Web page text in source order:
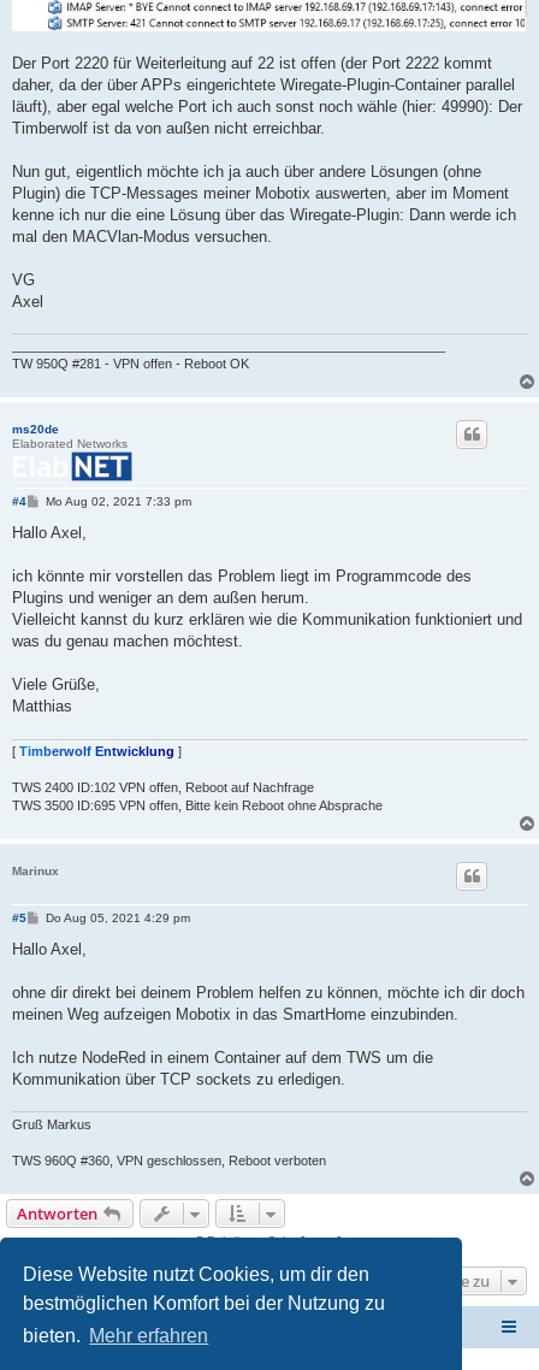
Diese Website nutzt Cookies, um dir den
bestmöglichen Komfort bei der Nutzung zu
bieten. Mehr erfahren
Der Port 2220 für Weiterleitung auf 22 ist offen (der Port 2222 kommt
daher, da der über APPs eingerichtete Wiregate-Plugin-Container parallel
läuft), aber egal welche Port ich auch sonst noch wähle (hier: 49990): Der
Timberwolf ist da von außen nicht erreichbar.
Nun gut, eigentlich möchte ich ja auch über andere Lösungen (ohne
Plugin) die TCP-Messages meiner Mobotix auswerten, aber im Moment
kenne ich nur die eine Lösung über das Wiregate-Plugin: Dann werde ich
mal den MACVlan-Modus versuchen.
VG
Axel
TW 950Q #281 - VPN offen - Reboot OK
ms20de
Elaborated Networks
#4
B
i
a
Mo Aug 02, 2021 7:33 pm
Hallo Axel,
ich könnte mir vorstellen das Problem liegt im Programmcode des
Plugins und weniger an dem außen herum.
Vielleicht kannst du kurz erklären wie die Kommunikation funktioniert und
was du genau machen möchtest.
Viele Grüße,
Matthias
[ Timberwolf Entwicklung ]
TWS 2400 ID:102 VPN offen, Reboot auf Nachfrage
TWS 3500 ID:695 VPN offen, Bitte kein Reboot ohne Absprache
Marinux
#5
B
i
a
Do Aug 05, 2021 4:29 pm
Hallo Axel,
ohne dir direkt bei deinem Problem helfen zu können, möchte ich dir doch
meinen Weg aufzeigen Mobotix in das SmartHome einzubinden.
Ich nutze NodeRed in einem Container auf dem TWS um die
Kommunikation über TCP sockets zu erledigen.
Gruß Markus
TWS 960Q #360, VPN geschlossen, Reboot verboten
Antworten
5 Beiträge • Seite1von1
Gehe zu
ElabNET Technik Forum